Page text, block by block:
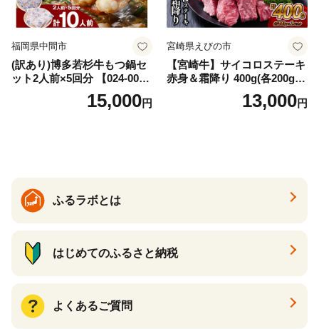
福岡県中間市
(訳あり)博多若杉牛もつ鍋セ
ット2人前×5回分 【024-002
15,000円
宮崎県えびの市
【宮崎牛】サイコロステーキ
赤身＆霜降り 400g(各200g×
１P 計2P) 真空パック 冷凍
13,000円
ふるラボとは
はじめてのふるさと納税
よくあるご質問